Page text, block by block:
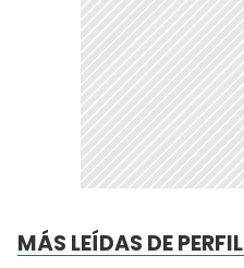
MÁS LEÍDAS DE PERFIL